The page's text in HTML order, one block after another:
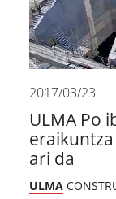
2017/03/23
ULMA Po
ari da
ULMA